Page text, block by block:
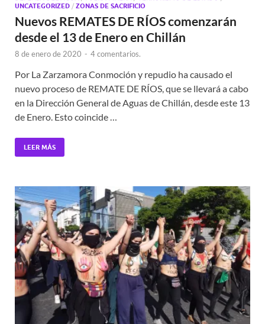
UNCATEGORIZED / ZONAS DE SACRIFICIO
Nuevos REMATES DE RÍOS comenzarán
desde el 13 de Enero en Chillán
8 de enero de 2020 - 4 comentarios.
Por La Zarzamora Conmoción y repudio ha causado el
nuevo proceso de REMATE DE RÍOS, que se llevará a cabo
en la Dirección General de Aguas de Chillán, desde este 13
de Enero. Esto coincide …
LEER MÁS